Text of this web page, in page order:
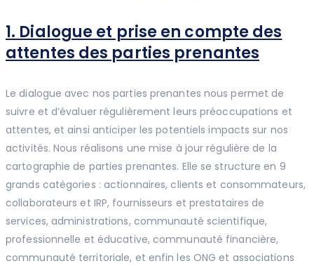
1. Dialogue et prise en compte des
attentes des parties prenantes
Le dialogue avec nos parties prenantes nous permet de
suivre et d’évaluer régulièrement leurs préoccupations et
attentes, et ainsi anticiper les potentiels impacts sur nos
activités. Nous réalisons une mise à jour régulière de la
cartographie de parties prenantes. Elle se structure en 9
grands catégories : actionnaires, clients et consommateurs,
collaborateurs et IRP, fournisseurs et prestataires de
services, administrations, communauté scientifique,
professionnelle et éducative, communauté financière,
communauté territoriale, et enfin les ONG et associations